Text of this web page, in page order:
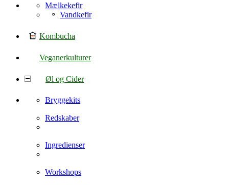
Mælkekefir
Vandkefir
Kombucha
Veganerkulturer
Øl og Cider
Bryggekits
Redskaber
Ingredienser
Workshops